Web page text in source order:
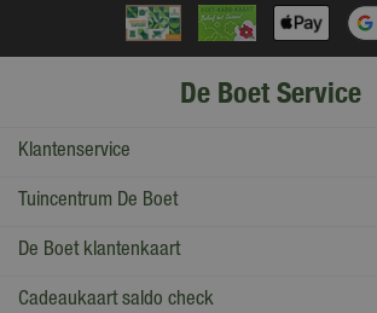
De Boet Service
Klantenservice
Tuincentrum De Boet
De Boet klantenkaart
Cadeaukaart saldo check